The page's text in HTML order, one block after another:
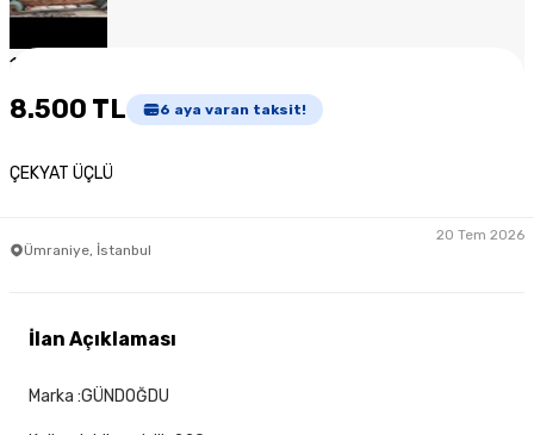
1
8.500 TL 6 aya varan taksit!
ÇEKYAT ÜÇLÜ
Ümraniye, İstanbul
20 Tem 2026
İlan Açıklaması
Marka :GÜNDOĞDU